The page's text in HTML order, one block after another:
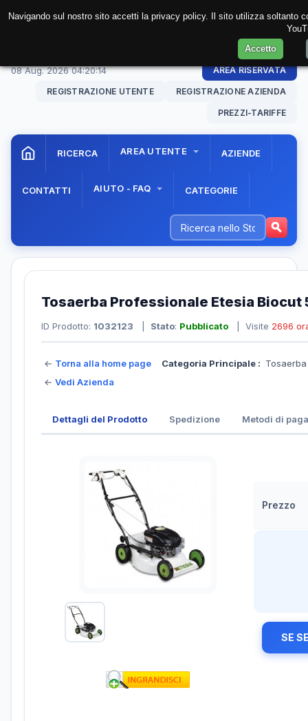
08 Aug. 202604:20:14 AREA RISERVATA
REGISTRAZIONE UTENTE REGISTRAZIONE AZIENDA
PREZZI-TARIFFE
RICERCA AREA UTENTE AZIENDE
CONTATTI AIUTO - FAQ CATEGORIE
Tosaerba Professionale Etesia Biocut
ID Prodotto: 1032123 Stato: Pubblicato | Visite 2696
← Torna alla home page
← Vedi Azienda
Categoria Principale :
Dettagli del Prodotto Spedizione Metodi di
Prezzo
SE
Navigando sul nostro sito accetti la privacy policy. Il sito utilizza soltanto
Accetto